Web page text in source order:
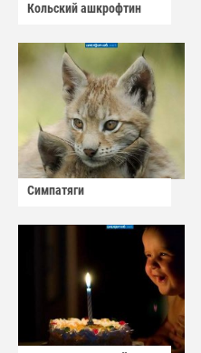
Кольский ашкрофтин
Симпатяги